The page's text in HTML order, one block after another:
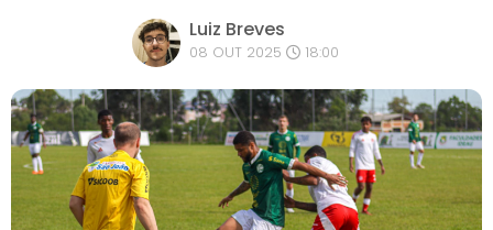
Luiz Breves
08 OUT 2025 18:00